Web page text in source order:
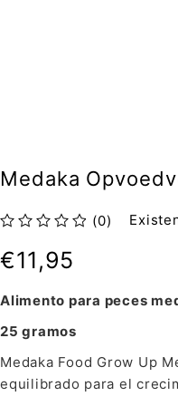
Medaka
(0)
Alimento para peces
25 gramos
Medaka Food Grow Up
equilibrado para el
€11,95